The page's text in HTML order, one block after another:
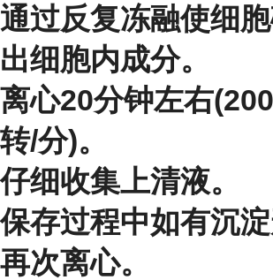
通过反复冻融使细
出细胞内成分。
离心20分钟左右
转/分)。
仔细收集上清液。
保存过程中如有沉
再次离心。